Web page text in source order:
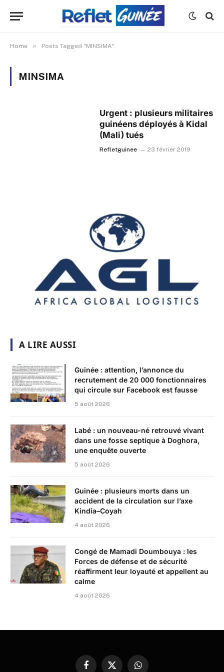
Home » Posts Tagged "MINSIMA"
MINSIMA
Urgent : plusieurs militaires
guinéens déployés à Kidal
(Mali) tués
Refletguinee 23 février 2019
A LIRE AUSSI
Guinée : attention, l’annonce du
recrutement de 20 000 fonctionnaires
qui circule sur Facebook est fausse
5 août 2026
Labé : un nouveau-né retrouvé vivant
dans une fosse septique à Doghora,
une enquête ouverte
5 août 2026
Guinée : plusieurs morts dans un
accident de la circulation sur l’axe
Kindia–Coyah
4 août 2026
Congé de Mamadi Doumbouya : les
Forces de défense et de sécurité
réaffirment leur loyauté et appellent au
calme
4 août 2026
FacebookX WhatsApp